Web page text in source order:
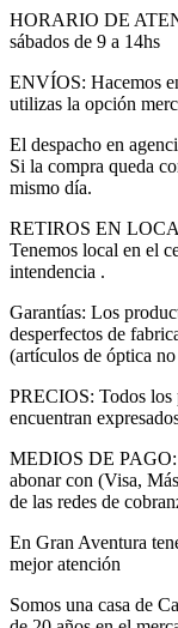
HORARIO DE
sábados de 9 a 14hs
ENVÍOS: Hacemos
utilizas la opción
El despacho en
Si la compra queda
mismo día.
RETIROS EN
Tenemos local en el
intendencia .
Garantías: Los
desperfectos de
(artículos de óptica
PRECIOS: Todos los
encuentran
MEDIOS DE PAGO:
abonar con (Visa,
de las redes de
En Gran Aventura
mejor atención
Somos una casa de